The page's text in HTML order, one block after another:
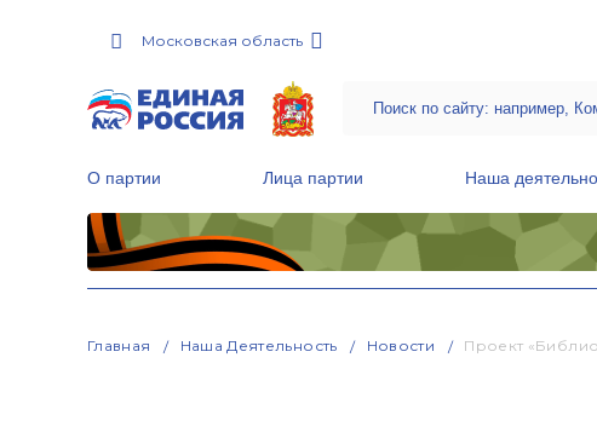
Московская область
О партии Лица партии Наша
Главная Наша Деятельность Новости Проект